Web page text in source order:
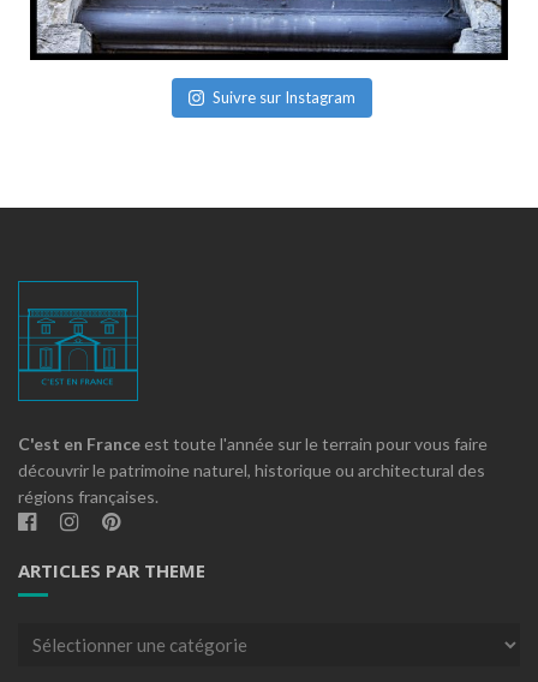
Suivre sur Instagram
C'est en France est toute l'année sur le terrain pour vous faire
découvrir le patrimoine naturel, historique ou architectural des
régions françaises.
ARTICLES PAR THEME
Articles